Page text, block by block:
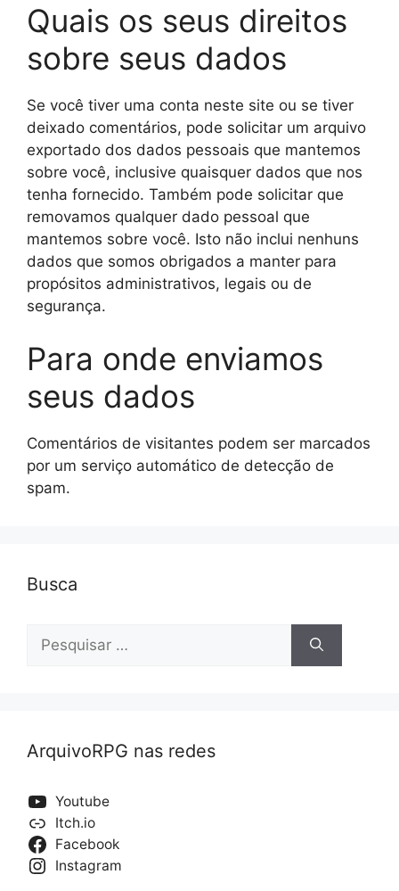
Quais os seus direitos
sobre seus dados
Se você tiver uma conta neste site ou se tiver
deixado comentários, pode solicitar um arquivo
exportado dos dados pessoais que mantemos
sobre você, inclusive quaisquer dados que nos
tenha fornecido. Também pode solicitar que
removamos qualquer dado pessoal que
mantemos sobre você. Isto não inclui nenhuns
dados que somos obrigados a manter para
propósitos administrativos, legais ou de
segurança.
Para onde enviamos
seus dados
Comentários de visitantes podem ser marcados
por um serviço automático de detecção de
spam.
Busca
Pesquisar
ArquivoRPG nas redes
Youtube
Itch.io
Facebook
Instagram